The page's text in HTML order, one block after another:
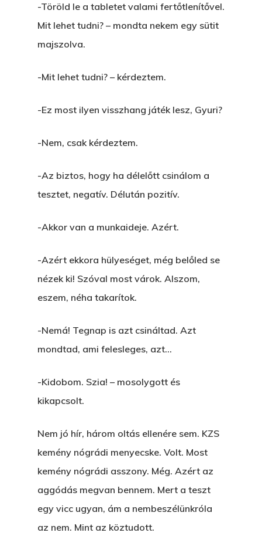
-Töröld le a tabletet valami fertőtlenítővel.
Mit lehet tudni? – mondta nekem egy sütit
majszolva.
-Mit lehet tudni? – kérdeztem.
-Ez most ilyen visszhang játék lesz, Gyuri?
-Nem, csak kérdeztem.
-Az biztos, hogy ha délelőtt csinálom a
tesztet, negatív. Délután pozitív.
-Akkor van a munkaideje. Azért.
-Azért ekkora hülyeséget, még belőled se
nézek ki! Szóval most várok. Alszom,
eszem, néha takarítok.
-Nemá! Tegnap is azt csináltad. Azt
mondtad, ami felesleges, azt…
-Kidobom. Szia! – mosolygott és
kikapcsolt.
Nem jó hír, három oltás ellenére sem. KZS
kemény nógrádi menyecske. Volt. Most
kemény nógrádi asszony. Még. Azért az
aggódás megvan bennem. Mert a teszt
egy vicc ugyan, ám a nembeszélünkróla
az nem. Mint az köztudott.